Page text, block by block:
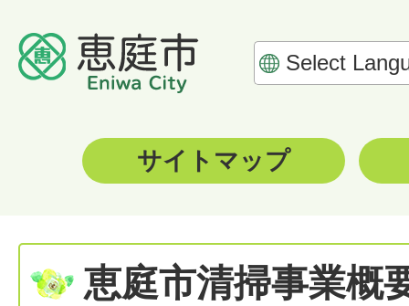
サイトマップ
恵庭市清掃事業概